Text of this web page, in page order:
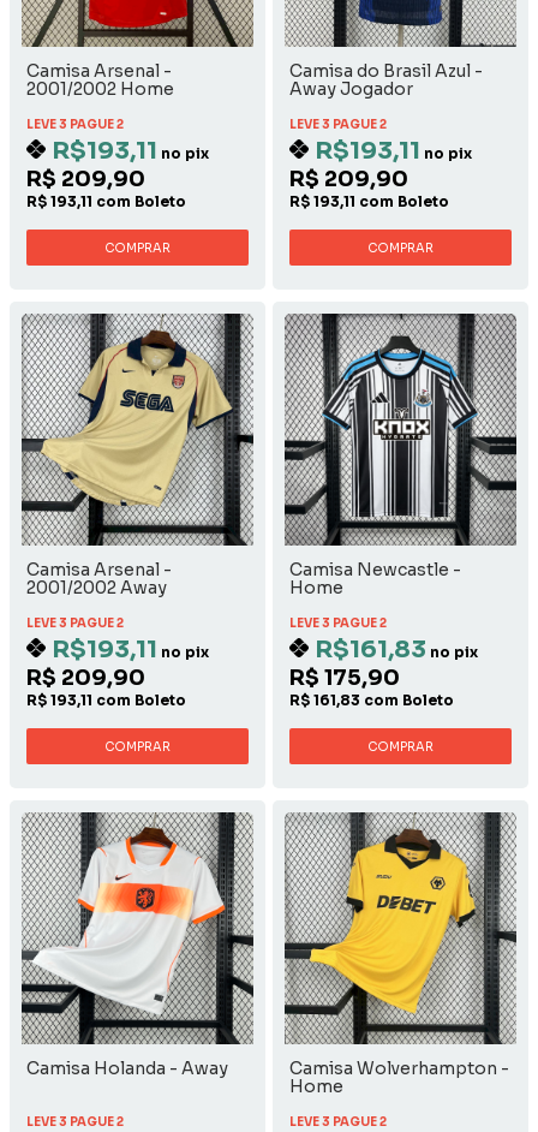
Camisa Arsenal -
2001/2002 Home
LEVE 3 PAGUE 2
R$193,11 no pix
R$ 209,90
R$ 193,11 com Boleto
COMPRAR
Camisa do Brasil Azul -
Away Jogador
LEVE 3 PAGUE 2
R$193,11 no pix
R$ 209,90
R$ 193,11 com Boleto
COMPRAR
Camisa Arsenal -
2001/2002 Away
LEVE 3 PAGUE 2
R$193,11 no pix
R$ 209,90
R$ 193,11 com Boleto
COMPRAR
Camisa Newcastle -
Home
LEVE 3 PAGUE 2
R$161,83 no pix
R$ 175,90
R$ 161,83 com Boleto
COMPRAR
Camisa Holanda - Away
LEVE 3 PAGUE 2
Camisa Wolverhampton -
Home
LEVE 3 PAGUE 2